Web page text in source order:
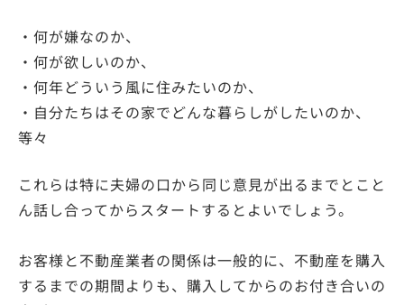
・何が嫌なのか、
・何が欲しいのか、
・何年どういう風に住みたいのか、
・自分たちはその家でどんな暮らしがしたいのか、
等々
これらは特に夫婦の口から同じ意見が出るまでとこと
ん話し合ってからスタートするとよいでしょう。
お客様と不動産業者の関係は一般的に、不動産を購入
するまでの期間よりも、購入してからのお付き合いの